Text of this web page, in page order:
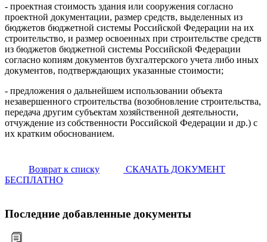
- проектная стоимость здания или сооружения согласно
проектной документации, размер средств, выделенных из
бюджетов бюджетной системы Российской Федерации на их
строительство, и размер освоенных при строительстве средств
из бюджетов бюджетной системы Российской Федерации
согласно копиям документов бухгалтерского учета либо иных
документов, подтверждающих указанные стоимости;
- предложения о дальнейшем использовании объекта
незавершенного строительства (возобновление строительства,
передача другим субъектам хозяйственной деятельности,
отчуждение из собственности Российской Федерации и др.) с
их кратким обоснованием.
Возврат к списку
СКАЧАТЬ ДОКУМЕНТ
БЕСПЛАТНО
Последние добавленные документы